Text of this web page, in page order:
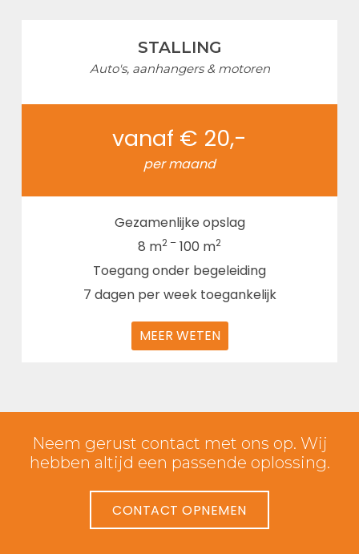
STALLING
Auto's, aanhangers & motoren
vanaf € 20,-
per maand
Gezamenlijke opslag
8 m2 – 100 m2
Toegang onder begeleiding
7 dagen per week toegankelijk
MEER WETEN
Neem gerust contact met ons op. Wij
hebben altijd een passende oplossing.
CONTACT OPNEMEN